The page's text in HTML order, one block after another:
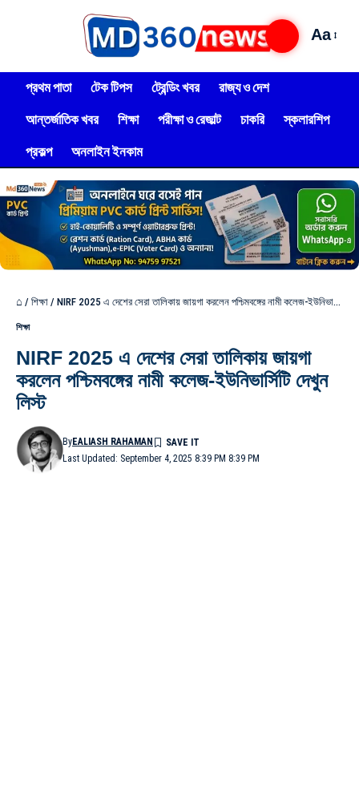
Aa
প্রথম পাতা টেক টিপস ট্রেন্ডিং খবর
রাজ্য ও দেশ
আন্তর্জাতিক খবর
শিক্ষা পরীক্ষা ও রেজাল্ট চাকরি
স্কলারশিপ
প্রকল্প
অনলাইন ইনকাম
⌂ / শিক্ষা / NIRF 2025 এ দেশের সেরা তালিকায় জায়গা করলেন পশ্চিমবঙ্গের নামী কলেজ-ইউনিভার্সিটি দেখুন লিস্ট
শিক্ষা
NIRF 2025 এ দেশের সেরা তালিকায় জায়গা
করলেন পশ্চিমবঙ্গের নামী কলেজ-ইউনিভার্সিটি দেখুন
লিস্ট
Last Updated: September 4, 2025 8:39 PM 8:39 PM
ByEALIASH RAHAMAN